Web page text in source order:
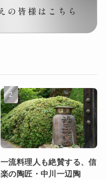
一流料理人も絶賛する、信
楽の陶匠・中川一辺陶